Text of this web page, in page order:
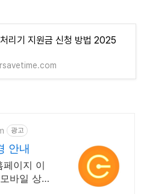
리기 지원금 신청 방법 2025
광고
안내
이지 이
바일 상